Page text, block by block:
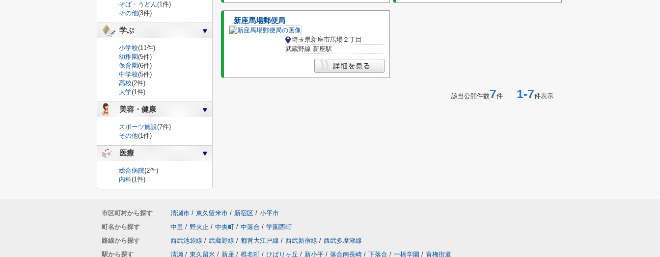
新座馬場郵便局
埼玉県新座市馬場２丁目
武蔵野線 新座駅
該当公開件数7件 1-7件表示
そば・うどん(1件)
その他(3件)
学ぶ
小学校(11件)
幼稚園(5件)
保育園(6件)
中学校(5件)
高校(2件)
大学(1件)
美容・健康
スポーツ施設(7件)
その他(1件)
医療
総合病院(2件)
内科(1件)
市区町村から探す 清瀬市 / 東久留米市 / 新宿区 / 小平市
町名から探す
中里 / 野火止 / 中央町 / 中落合 / 学園西町
路線から探す
西武池袋線 / 武蔵野線 / 都営大江戸線 / 西武新宿線 / 西武多摩湖線
駅から探す
清瀬 / 東久留米 / 新座 / 椎名町 / ひばりヶ丘 / 新小平 / 落合南長崎 / 下落合 / 一橋学園 / 青梅街道